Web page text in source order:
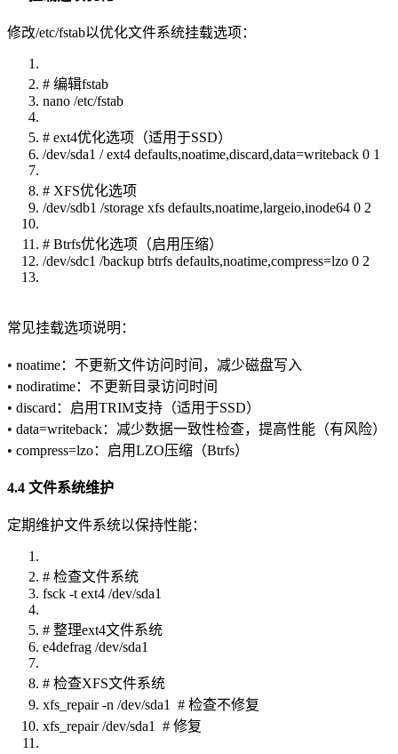
修改/etc/fstab以优化文件系统挂载选项：
# 编辑fstab
nano /etc/fstab
# ext4优化选项（适用于SSD）
/dev/sda1 / ext4 defaults,noatime,discard,data=writeback 0 1
# XFS优化选项
/dev/sdb1 /storage xfs defaults,noatime,largeio,inode64 0 2
# Btrfs优化选项（启用压缩）
/dev/sdc1 /backup btrfs defaults,noatime,compress=lzo 0 2
常见挂载选项说明：
• noatime：不更新文件访问时间，减少磁盘写入
• nodiratime：不更新目录访问时间
• discard：启用TRIM支持（适用于SSD）
• data=writeback：减少数据一致性检查，提高性能（有风险）
• compress=lzo：启用LZO压缩（Btrfs）
4.4 文件系统维护
定期维护文件系统以保持性能：
# 检查文件系统
fsck -t ext4 /dev/sda1
# 整理ext4文件系统
e4defrag /dev/sda1
# 检查XFS文件系统
xfs_repair -n /dev/sda1 # 检查不修复
xfs_repair /dev/sda1 # 修复